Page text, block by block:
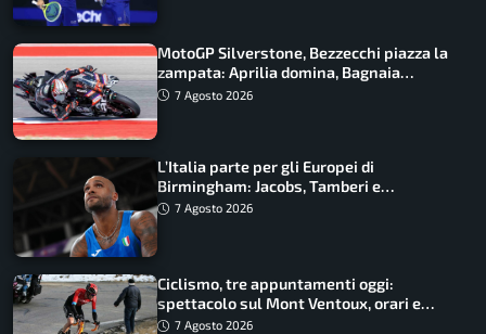
MotoGP Silverstone, Bezzecchi piazza la
zampata: Aprilia domina, Bagnaia
costretto al Q1
7 Agosto 2026
L’Italia parte per gli Europei di
Birmingham: Jacobs, Tamberi e
Battocletti guidano una spedizione
7 Agosto 2026
Ciclismo, tre appuntamenti oggi:
spettacolo sul Mont Ventoux, orari e
come vederli
7 Agosto 2026